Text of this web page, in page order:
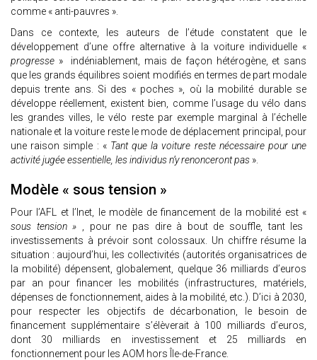
comme « anti-pauvres ».
Dans ce contexte, les auteurs de l’étude constatent que le
développement d’une offre alternative à la voiture individuelle «
progresse » indéniablement, mais de façon hétérogène, et sans
que les grands équilibres soient modifiés en termes de part modale
depuis trente ans. Si des « poches », où la mobilité durable se
développe réellement, existent bien, comme l’usage du vélo dans
les grandes villes, le vélo reste par exemple marginal à l’échelle
nationale et la voiture reste le mode de déplacement principal, pour
une raison simple : « Tant que la voiture reste nécessaire pour une
activité jugée essentielle, les individus n’y renonceront pas ».
Modèle « sous tension »
Pour l’AFL et l’Inet, le modèle de financement de la mobilité est «
sous tension » , pour ne pas dire à bout de souffle, tant les
investissements à prévoir sont colossaux. Un chiffre résume la
situation : aujourd’hui, les collectivités (autorités organisatrices de
la mobilité) dépensent, globalement, quelque 36 milliards d’euros
par an pour financer les mobilités (infrastructures, matériels,
dépenses de fonctionnement, aides à la mobilité, etc.). D’ici à 2030,
pour respecter les objectifs de décarbonation, le besoin de
financement supplémentaire s’élèverait à 100 milliards d’euros,
dont 30 milliards en investissement et 25 milliards en
fonctionnement pour les AOM hors Île-de-France.